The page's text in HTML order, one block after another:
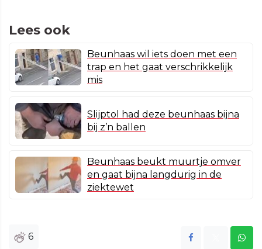
Lees ook
Beunhaas wil iets doen met een
trap en het gaat verschrikkelijk
mis
Slijptol had deze beunhaas bijna
bij z’n ballen
Beunhaas beukt muurtje omver
en gaat bijna langdurig in de
ziektewet
6